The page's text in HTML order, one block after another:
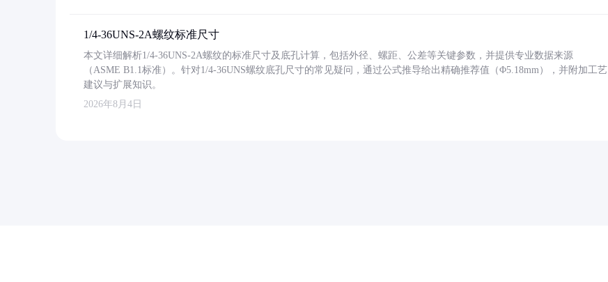
1/4-36UNS-2A螺纹标准尺寸
本文详细解析1/4-36UNS-2A螺纹的标准尺寸及底孔计算，包括外径、螺距、公差等关键参数，并提供专业数据来源
（ASME B1.1标准）。针对1/4-36UNS螺纹底孔尺寸的常见疑问，通过公式推导给出精确推荐值（Φ5.18mm），并附加工艺
建议与扩展知识。
2026年8月4日